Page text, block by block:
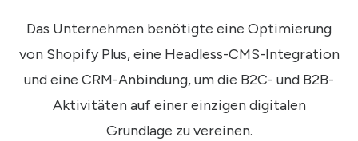
Das Unternehmen benötigte eine Optimierung
von Shopify Plus, eine Headless-CMS-Integration
und eine CRM-Anbindung, um die B2C- und B2B-
Aktivitäten auf einer einzigen digitalen
Grundlage zu vereinen.